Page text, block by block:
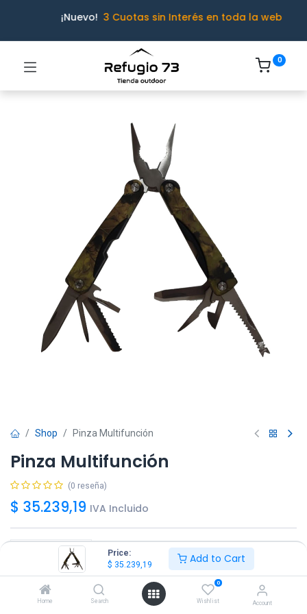
Price:
$ 35.239,19 Add to Cart
Home Search
0
Wishlist Account
¡Nuevo! 3 Cuotas sin Interés en toda la web
0
Shop Pinza Multifunción
Pinza Multifunción
(0 reseña)
$ 35.239,19 IVA Incluido
Agregar Comprar ya!